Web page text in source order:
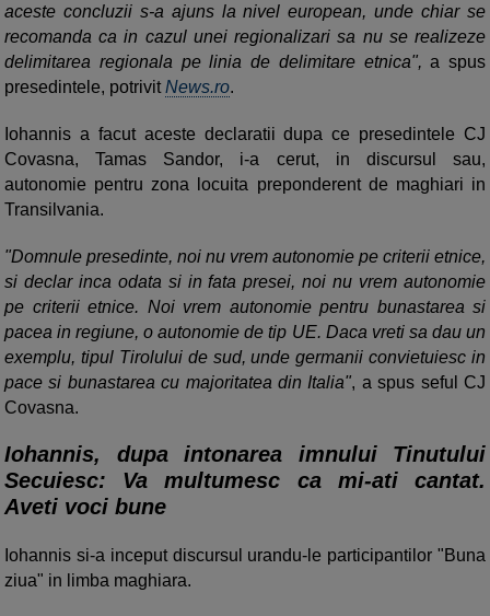
aceste concluzii s-a ajuns la nivel european, unde chiar se
recomanda ca in cazul unei regionalizari sa nu se realizeze
delimitarea regionala pe linia de delimitare etnica",a spus
presedintele, potrivitNews.ro.
Iohannis a facut aceste declaratii dupa ce presedintele CJ
Covasna, Tamas Sandor, i-a cerut, in discursul sau,
autonomie pentru zona locuita preponderent de maghiari in
Transilvania.
"Domnule presedinte, noi nu vrem autonomie pe criterii etnice,
si declar inca odata si in fata presei, noi nu vrem autonomie
pe criterii etnice. Noi vrem autonomie pentru bunastarea si
pacea in regiune, o autonomie de tip UE. Daca vreti sa dau un
exemplu, tipul Tirolului de sud, unde germanii convietuiesc in
pace si bunastarea cu majoritatea din Italia", a spus seful CJ
Covasna.
Iohannis, dupa intonarea imnului Tinutului
Secuiesc: Va multumesc ca mi-ati cantat.
Aveti voci bune
Iohannis si-a inceput discursul urandu-le participantilor "Buna
ziua" in limba maghiara.